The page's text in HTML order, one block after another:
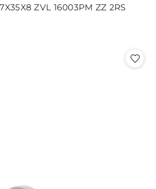
ZVL 16003PM ZZ 2RS